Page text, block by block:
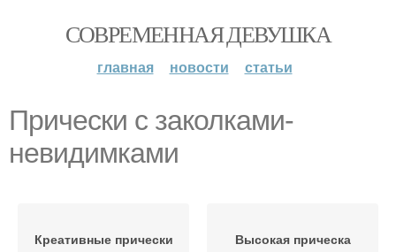
СОВРЕМЕННАЯ ДЕВУШКА
главная новости статьи
Прически с заколками-
невидимками
Креативные прически Высокая прическа